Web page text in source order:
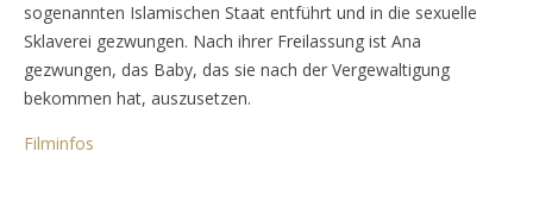
sogenannten Islamischen Staat entführt und in die sexuelle
Sklaverei gezwungen. Nach ihrer Freilassung ist Ana
gezwungen, das Baby, das sie nach der Vergewaltigung
bekommen hat, auszusetzen.
Filminfos